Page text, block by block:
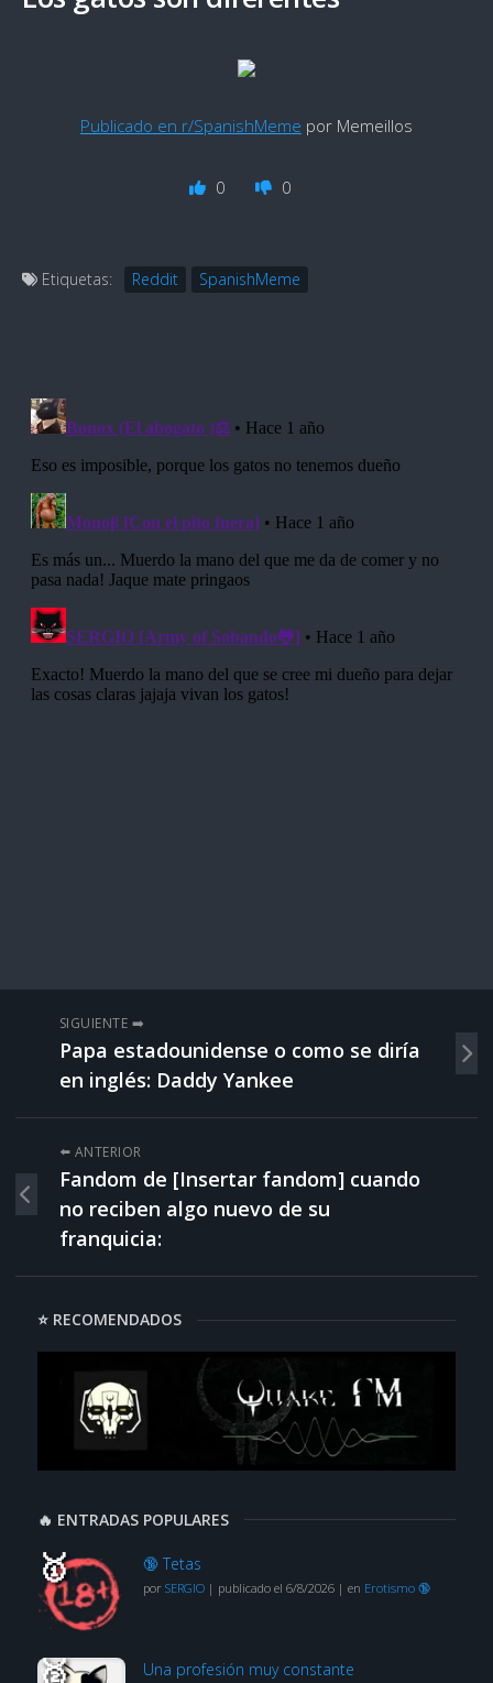
Publicado en r/SpanishMeme por Memeillos
0 0
Etiquetas: Reddit SpanishMeme
SIGUIENTE ➡️
Papa estadounidense o como se diría
en inglés: Daddy Yankee
⬅️ ANTERIOR
Fandom de [Insertar fandom] cuando
no reciben algo nuevo de su
franquicia:
⭐ RECOMENDADOS
🔥 ENTRADAS POPULARES
🔞 Tetas
por SERGIO| publicado el 6/8/2026| en Erotismo 🔞
Una profesión muy constante